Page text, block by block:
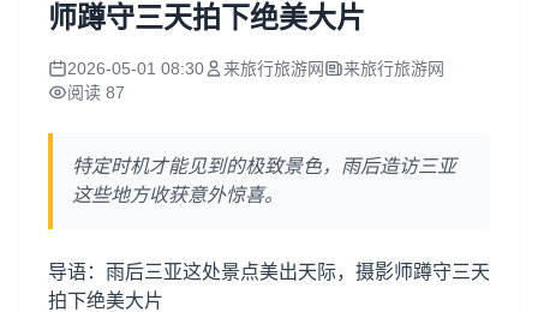
师蹲守三天拍下绝美大片
2026-05-01 08:30 来旅行旅游网
来旅行旅游网
阅读 87
特定时机才能见到的极致景色，雨后造访三亚
这些地方收获意外惊喜。
导语：雨后三亚这处景点美出天际，摄影师蹲守三天
拍下绝美大片